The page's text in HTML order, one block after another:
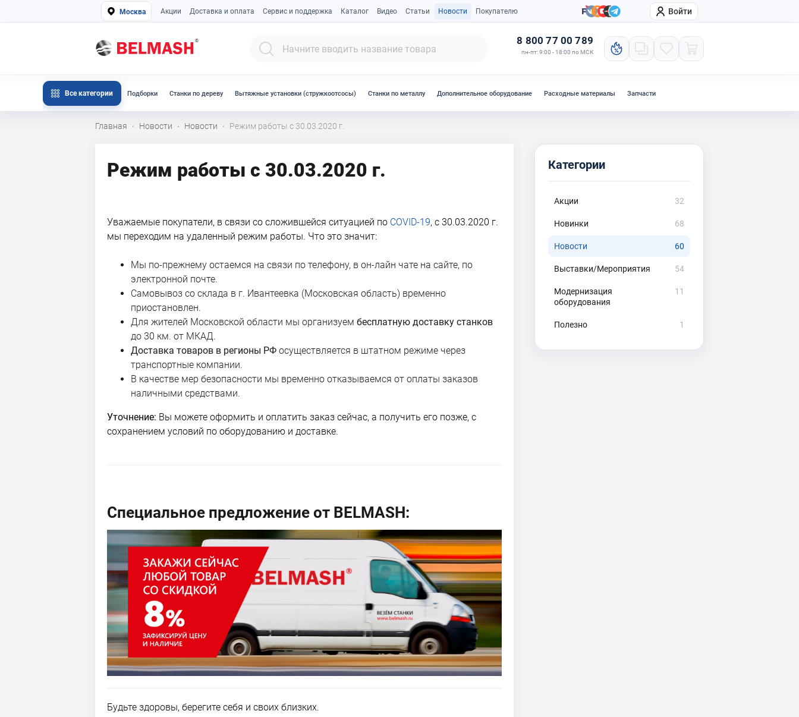
Москва Акции Доставка и оплата Сервис и поддержка Каталог Видео Статьи Новости Покупателю Компания Войти
8 800 77 00 789
пн-пт: 9:00 - 18:00 по МСК
Все категории Подборки Станки по дереву Вытяжные установки (стружкоотсосы) Станки по металлу Дополнительное оборудование Расходные материалы Запчасти
Главная · Новости · Новости · Режим работы с 30.03.2020 г.
Режим работы с 30.03.2020 г.
Уважаемые покупатели, в связи со сложившейся ситуацией по COVID-19, с 30.03.2020 г.
мы переходим на удаленный режим работы. Что это значит:
Мы по-прежнему остаемся на связи по телефону, в он-лайн чате на сайте, по
электронной почте.
Самовывоз со склада в г. Ивантеевка (Московская область) временно
приостановлен.
Для жителей Московской области мы организуем бесплатную доставку станков
до 30 км. от МКАД.
Доставка товаров в регионы РФ осуществляется в штатном режиме через
транспортные компании.
В качестве мер безопасности мы временно отказываемся от оплаты заказов
наличными средствами.
Уточнение: Вы можете оформить и оплатить заказ сейчас, а получить его позже, с
сохранением условий по оборудованию и доставке.
Специальное предложение от BELMASH:
Будьте здоровы, берегите себя и своих близких.
Категории
Акции 32
Новинки 68
Новости 60
Выставки/Мероприятия 54
Модернизация
оборудования
11
Полезно 1